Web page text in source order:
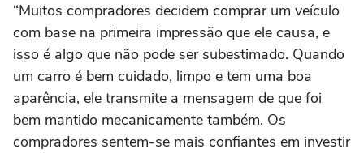
“Muitos compradores decidem comprar um veículo
com base na primeira impressão que ele causa, e
isso é algo que não pode ser subestimado. Quando
um carro é bem cuidado, limpo e tem uma boa
aparência, ele transmite a mensagem de que foi
bem mantido mecanicamente também. Os
compradores sentem-se mais confiantes em investir